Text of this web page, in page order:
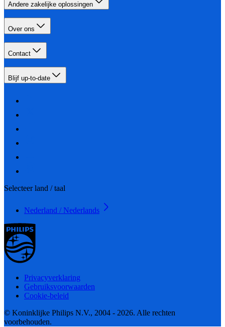
Andere zakelijke oplossingen
Over ons
Contact
Blijf up-to-date
Selecteer land / taal
Nederland / Nederlands
Privacyverklaring
Gebruiksvoorwaarden
Cookie-beleid
© Koninklijke Philips N.V., 2004 - 2026. Alle rechten
voorbehouden.